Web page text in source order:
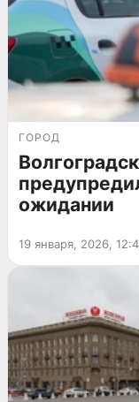
ГОРОД
ожидании
19 января, 2026,